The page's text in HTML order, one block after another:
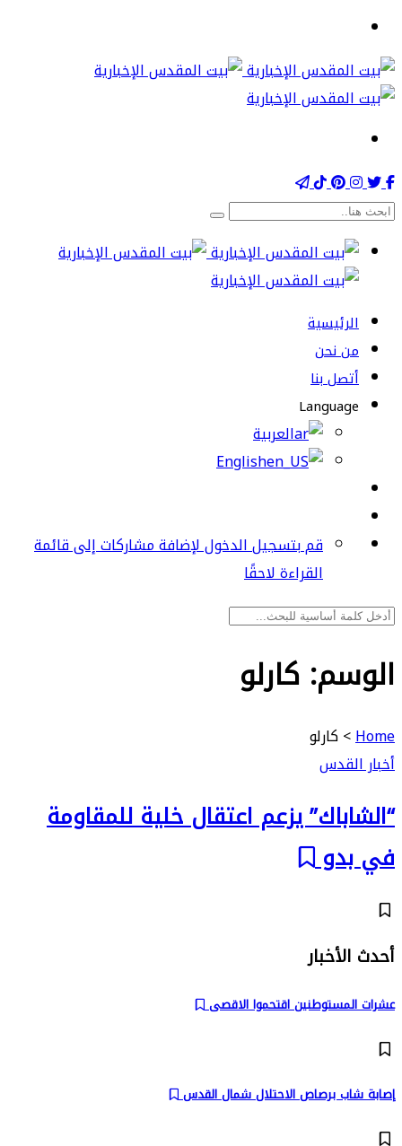
الرئيسية
من نحن
أتصل بنا
Language
العربية
English
قم بتسجيل الدخول لإضافة مشاركات إلى قائمة
القراءة لاحقًا
الوسم: كارلو
Home
>كارلو
أخبار القدس
“الشاباك” يزعم اعتقال خلية للمقاومة
في بدو
أحدث الأخبار
عشرات المستوطنين اقتحموا الاقصى
إصابة شاب برصاص الاحتلال شمال القدس